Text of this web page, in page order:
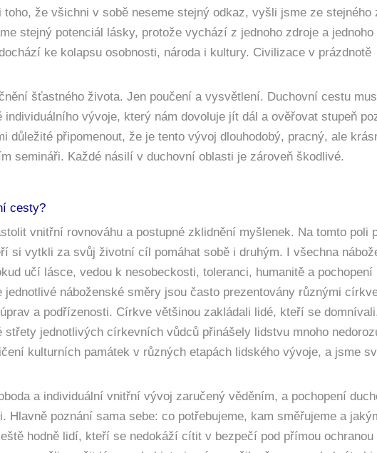
že všichni v sobě neseme stejný odkaz, vyšli jsme ze stejného
stejný potenciál lásky, protože vychází z jednoho zdroje a jednoho
ke kolapsu osobnosti, národa i kultury. Civilizace v prázdnotě
šťastného života. Jen poučení a vysvětlení. Duchovní cestu
vývoje, který nám dovoluje jít dál a ověřovat stupeň
důležité připomenout, že je tento vývoj dlouhodobý, pracný, ale
semináři. Každé násilí v duchovní oblasti je zároveň škodlivé.
cesty?
vnitřní rovnováhu a postupné zklidnění myšlenek. Na tomto poli
si vytkli za svůj životní cíl pomáhat sobě i druhým. I všechna
učí lásce, vedou k nesobeckosti, toleranci, humanitě a pochopení
náboženské směry jsou často prezentovány různými
a podřízenosti. Církve většinou zakládali lidé, kteří se
jednotlivých církevních vůdců přinášely lidstvu mnoho
kulturních památek v různých etapách lidského vývoje, a jsme
a individuální vnitřní vývoj zaručený věděním, a pochopení
poznání sama sebe: co potřebujeme, kam směřujeme a
hodně lidí, kteří se nedokáží cítit v bezpečí pod přímou ochranou